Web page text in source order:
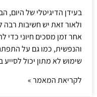
בעידן הדיגיטלי של היום,
ולאור זאת יש חשיבות
אחר זמן מסכים חיוני כדי
והנפשית, כמו גם על
שימוש לא מתון יכול
לקריאת המאמר »